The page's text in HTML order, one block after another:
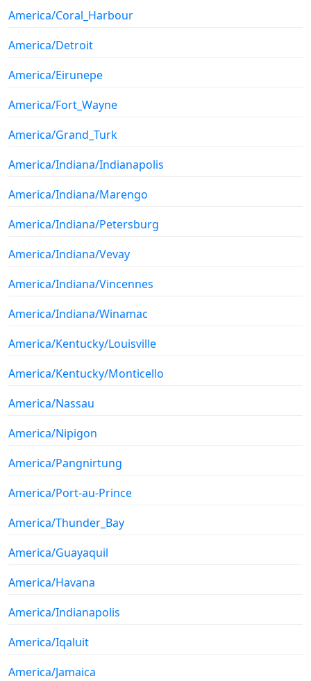
America/Coral_Harbour
America/Detroit
America/Eirunepe
America/Fort_Wayne
America/Grand_Turk
America/Indiana/Indianapolis
America/Indiana/Marengo
America/Indiana/Petersburg
America/Indiana/Vevay
America/Indiana/Vincennes
America/Indiana/Winamac
America/Kentucky/Louisville
America/Kentucky/Monticello
America/Nassau
America/Nipigon
America/Pangnirtung
America/Port-au-Prince
America/Thunder_Bay
America/Guayaquil
America/Havana
America/Indianapolis
America/Iqaluit
America/Jamaica